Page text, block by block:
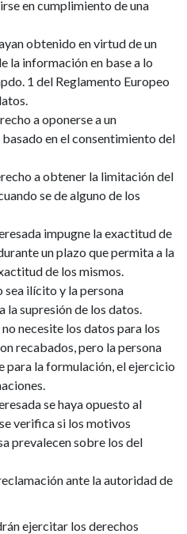
en cumplimiento de una
obtenido en virtud de un
la información en base a lo
1 del Reglamento Europeo
a oponerse a un
en el consentimiento del
a obtener la limitación del
se de alguno de los
impugne la exactitud de
un plazo que permita a la
de los mismos.
ilícito y la persona
la supresión de los datos.
necesite los datos para los
recabados, pero la persona
para la formulación, el ejercicio
se haya opuesto al
verifica si los motivos
prevalecen sobre los del
ante la autoridad de
ejercitar los derechos